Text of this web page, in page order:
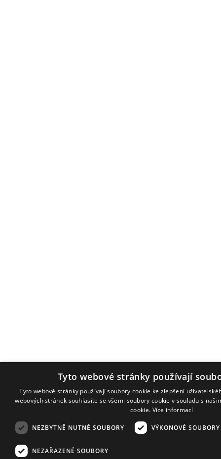
Tyto webové stránky používají
Tyto webové stránky používají soubory cookie ke zlepšení
webových stránek souhlasíte se všemi soubory cookie v souladu s
cookie. Více informací
NEZBYTNĚ NUTNÉ SOUBORY VÝKONOVÉ SOUBORY
NEZAŘAZENÉ SOUBORY